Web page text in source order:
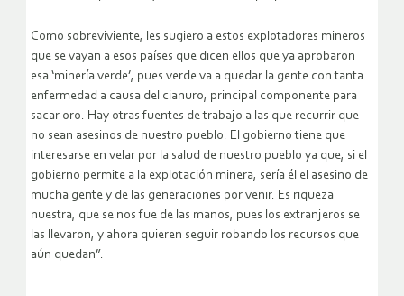
Como sobreviviente, les sugiero a estos explotadores mineros
que se vayan a esos países que dicen ellos que ya aprobaron
esa ‘minería verde’, pues verde va a quedar la gente con tanta
enfermedad a causa del cianuro, principal componente para
sacar oro. Hay otras fuentes de trabajo a las que recurrir que
no sean asesinos de nuestro pueblo. El gobierno tiene que
interesarse en velar por la salud de nuestro pueblo ya que, si el
gobierno permite a la explotación minera, sería él el asesino de
mucha gente y de las generaciones por venir. Es riqueza
nuestra, que se nos fue de las manos, pues los extranjeros se
las llevaron, y ahora quieren seguir robando los recursos que
aún quedan”.